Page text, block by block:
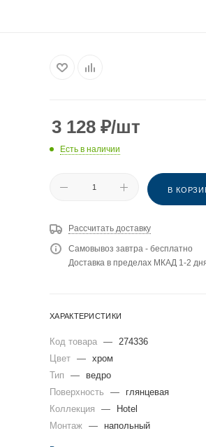
3 128 ₽/шт
Есть в наличии
В
Рассчитать доставку
Самовывоз завтра - бесплатно
Доставка в пределах МКАД 1-2
ХАРАКТЕРИСТИКИ
Код товара — 274336
Цвет — хром
Тип
—
ведро
Поверхность
—
глянцевая
Коллекция
—
Hotel
Монтаж — напольный